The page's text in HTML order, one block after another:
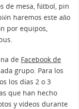
de mesa, fútbol, pin
haremos este año
por equipos,
de Facebook de
grupo. Para los
los días 2 o 3
que han hecho
y vídeos durante